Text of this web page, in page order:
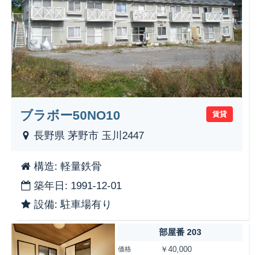
賃貸
ブラボー50NO10
長野県 茅野市 玉川2447
構造: 軽量鉄骨
築年日: 1991-12-01
設備: 駐車場有り
部屋番 203
価格 ￥40,000